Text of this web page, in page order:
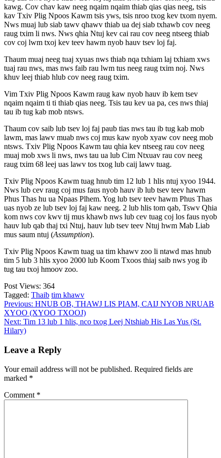
kawg. Cov chav kaw neeg nqaim nqaim thiab qias qias neeg, tsis
kav Txiv Plig Npoos Kawm tsis yws, tsis nroo txog kev txom nyem.
Nws muaj lub siab tawv qhawv thiab ua dej siab txhawb cov neeg
raug txim li nws. Nws qhia Ntuj kev cai rau cov neeg ntseeg thiab
cov coj lwm txoj kev teev hawm nyob hauv tsev loj faj.
Thaum muaj neeg tuaj xyuas nws thiab nqa txhiam laj txhiam xws
tuaj rau nws, mas nws faib rau lwm tus neeg raug txim noj. Nws
khuv leej thiab hlub cov neeg raug txim.
Vim Txiv Plig Npoos Kawm raug kaw nyob hauv ib kem tsev
nqaim nqaim ti ti thiab qias neeg. Tsis tau kev ua pa, ces nws thiaj
tau ib tug kab mob ntsws.
Thaum cov saib lub tsev loj faj paub tias nws tau ib tug kab mob
lawm, mas lawv muab nws coj mus kaw nyob xyaw cov neeg mob
ntsws. Txiv Plig Npoos Kawm tau qhia kev ntseeg rau cov neeg
muaj mob xws li nws, nws tau ua lub Cim Ntxuav rau cov neeg
raug txim 68 leej uas lawv tos txog lub caij lawv tuag.
Txiv Plig Npoos Kawm tuag hnub tim 12 lub 1 hlis ntuj xyoo 1944.
Nws lub cev raug coj mus faus nyob hauv ib lub tsev teev hawm
Phus Thas hu ua Npaas Plhem. Yog lub tsev teev hawm Phus Thas
uas nyob ze lub tsev loj faj kaw neeg. 2 lub hlis tom qab, Tswv Qhia
kom nws cov kwv tij mus khawb nws lub cev tuag coj los faus nyob
hauv lub qab thaj txi Ntuj, hauv lub tsev teev Ntuj hwm Mab Liab
mus saum ntuj (Assumption).
Txiv Plig Npoos Kawm tuag ua tim khawv zoo li ntawd mas hnub
tim 5 lub 3 hlis xyoo 2000 lub Koom Txoos thiaj saib nws yog ib
tug tau txoj hmoov zoo.
Post Views: 364
Tagged: Thaib tim khawv
Post
navigation
Previous: HNUB OB, THAWJ LIS PIAM, CAIJ NYOB NRUAB
XYOO (XYOO TXOOJ)
Next: Tim 13 lub 1 hlis, nco txog Leej Ntshiab His Las Yus (St.
Hilary)
Leave a Reply
Your email address will not be published. Required fields are
marked *
Comment *